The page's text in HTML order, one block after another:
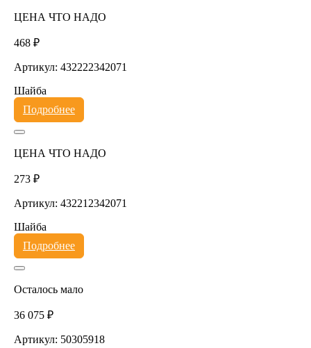
ЦЕНА ЧТО НАДО
468 ₽
Артикул: 432222342071
Шайба
Подробнее
ЦЕНА ЧТО НАДО
273 ₽
Артикул: 432212342071
Шайба
Подробнее
Осталось мало
36 075 ₽
Артикул: 50305918